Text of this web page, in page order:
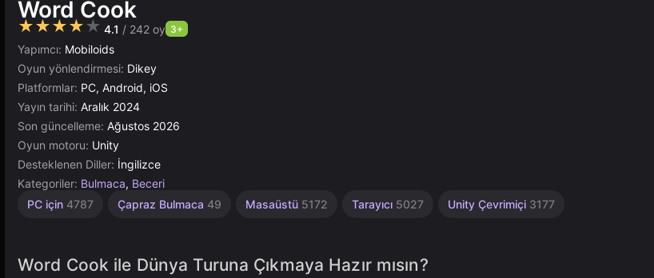
Word Cook
★★★★★ 4.1 / 242 oy 3+
Yapımcı: Mobiloids
Oyun yönlendirmesi: Dikey
Platformlar: PC, Android, iOS
Yayın tarihi: Aralık 2024
Son güncelleme: Ağustos 2026
Oyun motoru: Unity
Desteklenen Diller: İngilizce
Kategoriler: Bulmaca, Beceri
PC için 4787 Çapraz Bulmaca 49 Masaüstü 5172 Tarayıcı 5027 Unity Çevrimiçi 3177
Word Cook ile Dünya Turuna Çıkmaya Hazır mısın?